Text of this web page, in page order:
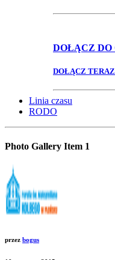
DOŁĄCZ DO
DOŁĄCZ
Linia czasu
RODO
Photo Gallery Item 1
przez bogus